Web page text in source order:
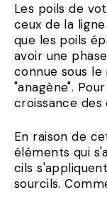
Les poils de
ceux de la
que les poils
avoir une
connue sous
"anagène".
croissance des
En raison de
éléments qui
cils
sourcils.